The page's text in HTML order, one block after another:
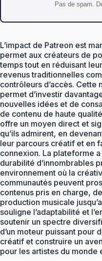
Pas de spam.
L’impact de Patreon est
permet aux créateurs de
temps tout en réduisant
revenus traditionnelles
contrôleurs d’accès.
permet d’investir
nouvelles idées et de
de contenu de haute
offre un moyen direct et
qu’ils admirent, en
leur parcours créatif et en
connexion. La plateforme
durabilité d’innombrables
environnement où la
communautés peuvent
contenus pris en charge,
production musicale
souligne l’adaptabilité et
soutenir un spectre
d’un moteur puissant pour
créatif et construire un
pour les artistes du monde